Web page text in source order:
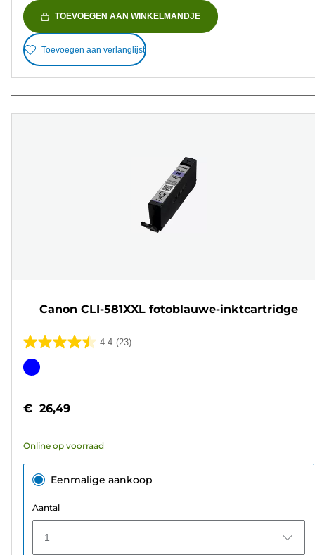
TOEVOEGEN AAN WINKELMANDJE
Toevoegen aan verlanglijst
Canon CLI-581XXL fotoblauwe-inktcartridge
4.4 (23)
4.4
van
sterren.
beoordelingen
Kleurencartridge
€ 26,49
Online op voorraad
Eenmalige aankoop
Aantal
1